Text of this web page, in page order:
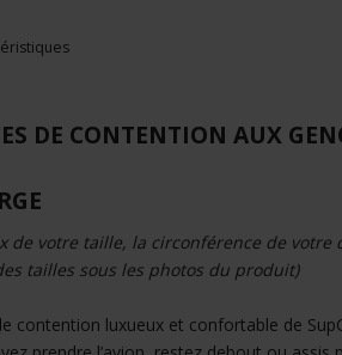
DE CONTENTION AUX
de votre taille, la circonférence de
tailles sous les photos du produit)
contention luxueux et confortable de